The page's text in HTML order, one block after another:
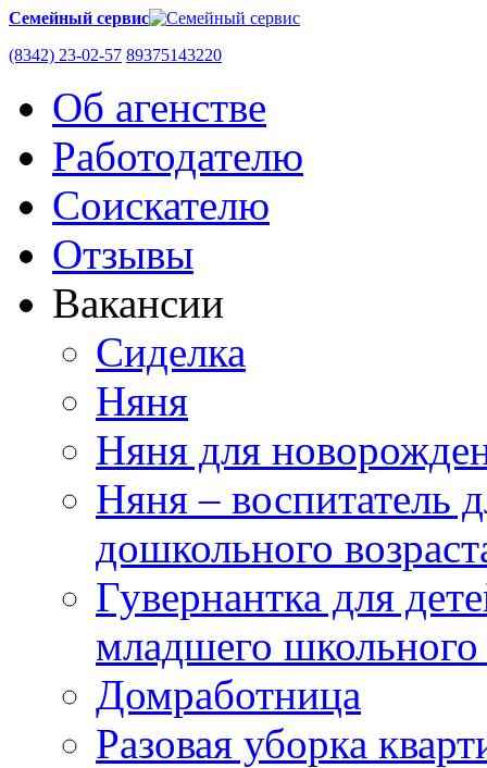
Семейный сервис
(8342) 23-02-57 89375143220
Об агенстве
Работодателю
Соискателю
Отзывы
Вакансии
Сиделка
Няня
Няня для
Няня – воспитатель
дошкольного
Гувернантка для
младшего школьного
Домработница
Разовая уборка